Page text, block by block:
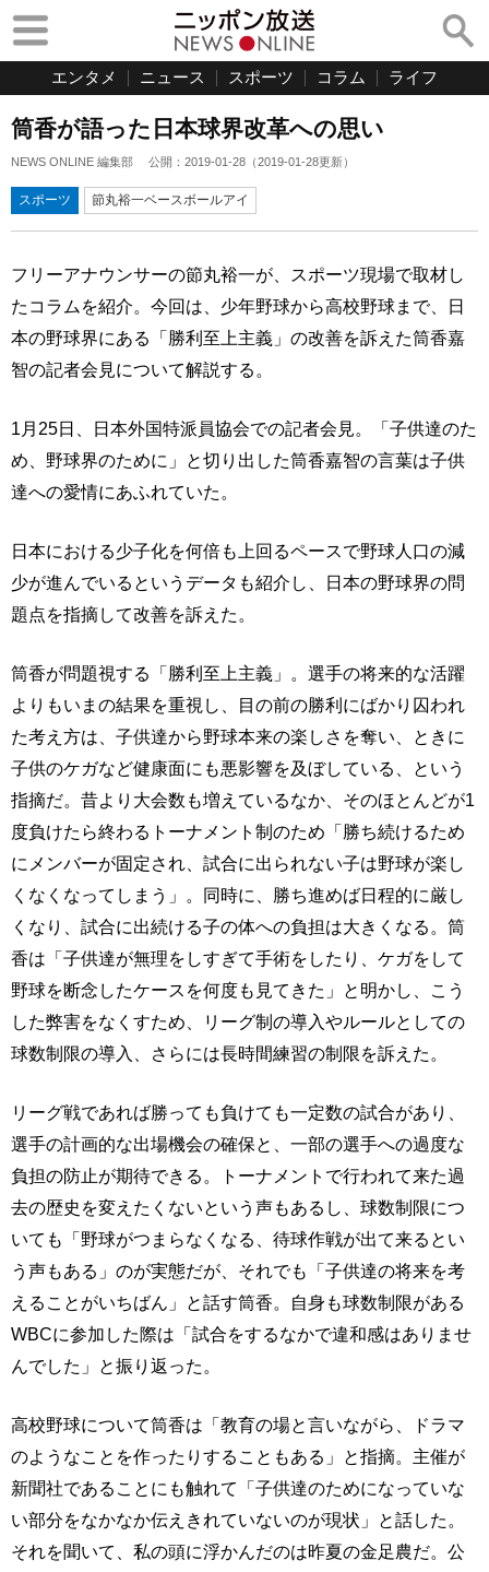
エンタメ ニュース スポーツ コラム ライフ
筒香が語った日本球界改革への思い
NEWS ONLINE 編集部 公開： 2019-01-28 （2019-01-28更新）
スポーツ 節丸裕一ベースボールアイ
フリーアナウンサーの節丸裕一が、スポーツ現場で取材し
たコラムを紹介。今回は、少年野球から高校野球まで、日
本の野球界にある「勝利至上主義」の改善を訴えた筒香嘉
智の記者会見について解説する。
1月25日、日本外国特派員協会での記者会見。「子供達のた
め、野球界のために」と切り出した筒香嘉智の言葉は子供
達への愛情にあふれていた。
日本における少子化を何倍も上回るペースで野球人口の減
少が進んでいるというデータも紹介し、日本の野球界の問
題点を指摘して改善を訴えた。
筒香が問題視する「勝利至上主義」。選手の将来的な活躍
よりもいまの結果を重視し、目の前の勝利にばかり囚われ
た考え方は、子供達から野球本来の楽しさを奪い、ときに
子供のケガなど健康面にも悪影響を及ぼしている、という
指摘だ。昔より大会数も増えているなか、そのほとんどが1
度負けたら終わるトーナメント制のため「勝ち続けるため
にメンバーが固定され、試合に出られない子は野球が楽し
くなくなってしまう」。同時に、勝ち進めば日程的に厳し
くなり、試合に出続ける子の体への負担は大きくなる。筒
香は「子供達が無理をしすぎて手術をしたり、ケガをして
野球を断念したケースを何度も見てきた」と明かし、こう
した弊害をなくすため、リーグ制の導入やルールとしての
球数制限の導入、さらには長時間練習の制限を訴えた。
リーグ戦であれば勝っても負けても一定数の試合があり、
選手の計画的な出場機会の確保と、一部の選手への過度な
負担の防止が期待できる。トーナメントで行われて来た過
去の歴史を変えたくないという声もあるし、球数制限につ
いても「野球がつまらなくなる、待球作戦が出て来るとい
う声もある」のが実態だが、それでも「子供達の将来を考
えることがいちばん」と話す筒香。自身も球数制限がある
WBCに参加した際は「試合をするなかで違和感はありませ
んでした」と振り返った。
高校野球について筒香は「教育の場と言いながら、ドラマ
のようなことを作ったりすることもある」と指摘。主催が
新聞社であることにも触れて「子供達のためになっていな
い部分をなかなか伝えきれていないのが現状」と話した。
それを聞いて、私の頭に浮かんだのは昨夏の金足農だ。公